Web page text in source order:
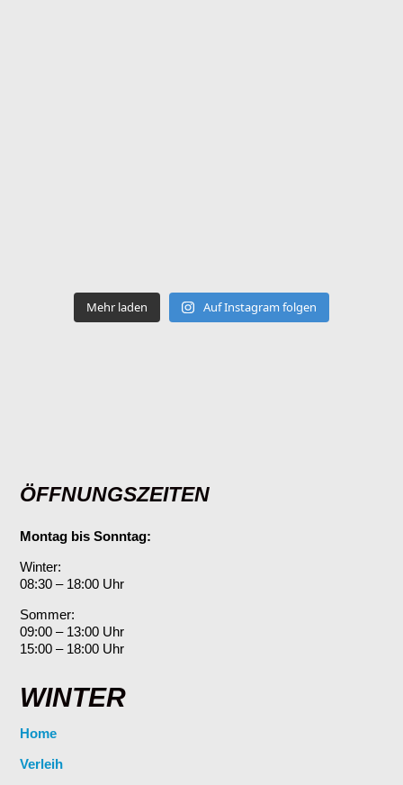
Mehr laden Auf Instagram folgen
ÖFFNUNGSZEITEN
Montag bis Sonntag:
Winter:
08:30 – 18:00 Uhr
Sommer:
09:00 – 13:00 Uhr
15:00 – 18:00 Uhr
WINTER
Home
Verleih